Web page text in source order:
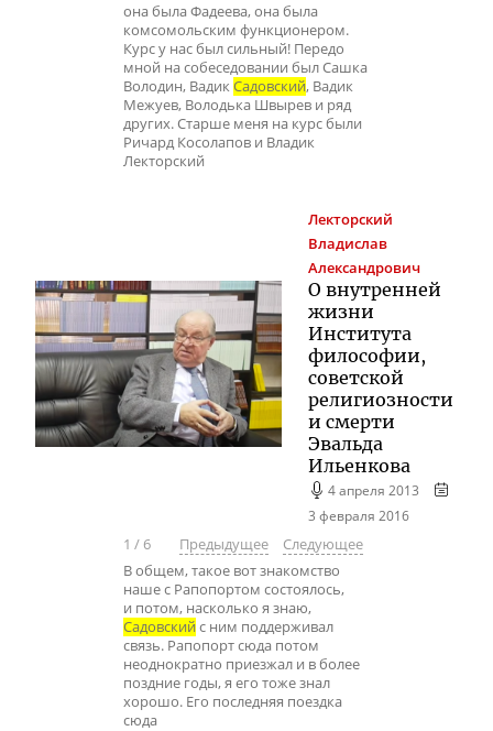
она была Фадеева, она была
комсомольским функционером.
Курс у нас был сильный! Передо
мной на собеседовании был Сашка
Володин, ВадикСадовский, Вадик
Межуев, Володька Швырев и ряд
других. Старше меня на курс были
Ричард Косолапов и Владик
Лекторский
Лекторский
Владислав
Александрович
О внутренней
жизни
Института
философии,
советской
религиозности
и смерти
Эвальда
Ильенкова
4 апреля 2013
3 февраля 2016
1 / 6 Предыдущее
Следующее
В общем, такое вот знакомство
наше с Рапопортом состоялось,
и потом, насколько я знаю,
Садовский с ним поддерживал
связь. Рапопорт сюда потом
неоднократно приезжал и в более
поздние годы, я его тоже знал
хорошо. Его последняя поездка
сюда